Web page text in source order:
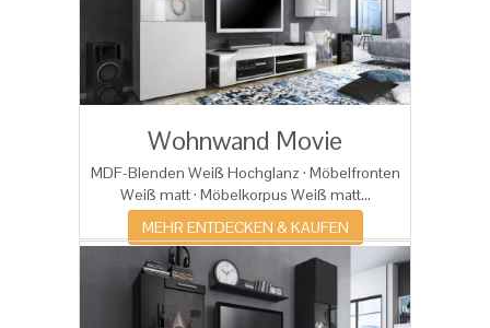
Wohnwand Movie
MDF-Blenden Weiß Hochglanz · Möbelfronten
Weiß matt · Möbelkorpus Weiß matt...
MEHR ENTDECKEN & KAUFEN